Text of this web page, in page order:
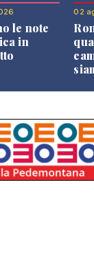
le note
in
02